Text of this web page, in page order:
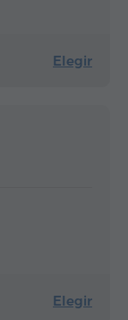
Elegir
Elegir